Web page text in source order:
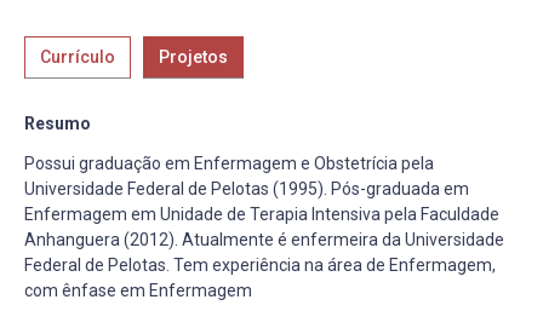
Currículo Projetos
Resumo
Possui graduação em Enfermagem e Obstetrícia pela
Universidade Federal de Pelotas (1995). Pós-graduada em
Enfermagem em Unidade de Terapia Intensiva pela Faculdade
Anhanguera (2012). Atualmente é enfermeira da Universidade
Federal de Pelotas. Tem experiência na área de Enfermagem,
com ênfase em Enfermagem